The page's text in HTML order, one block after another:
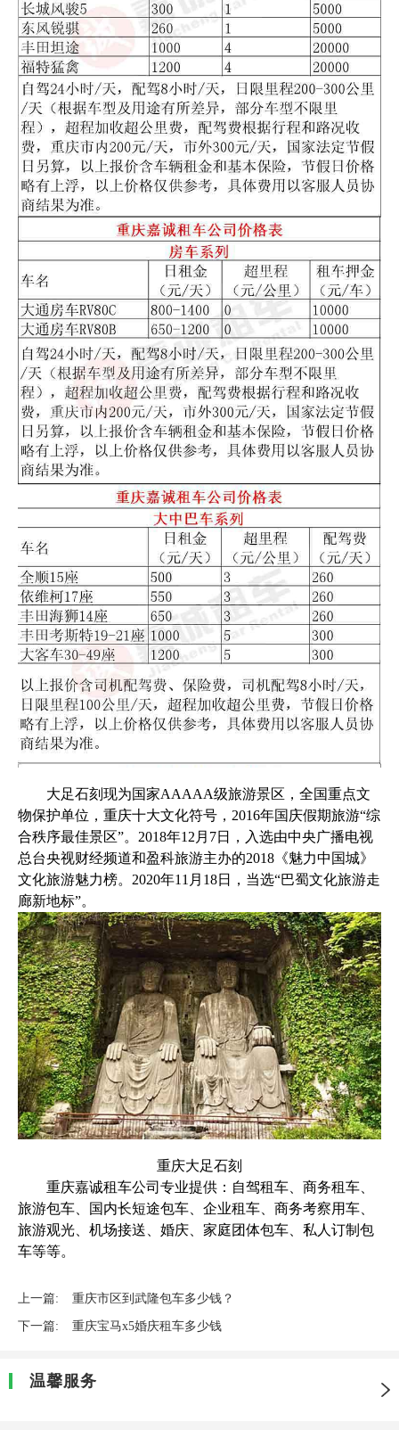
大足石刻现为国家AAAAA级旅游景区，全国重点文
物保护单位，重庆十大文化符号，2016年国庆假期旅游“综
合秩序最佳景区”。2018年12月7日，入选由中央广播电视
总台央视财经频道和盈科旅游主办的2018《魅力中国城》
文化旅游魅力榜。2020年11月18日，当选“巴蜀文化旅游走
廊新地标”。
重庆大足石刻
重庆嘉诚租车公司专业提供：自驾租车、商务租车、
旅游包车、国内长短途包车、企业租车、商务考察用车、
旅游观光、机场接送、婚庆、家庭团体包车、私人订制包
车等等。
上一篇: 重庆市区到武隆包车多少钱？
下一篇: 重庆宝马x5婚庆租车多少钱
温馨服务